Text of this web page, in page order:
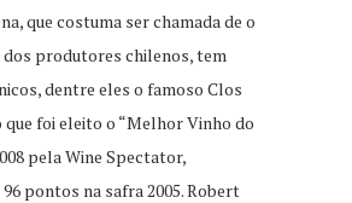
que costuma ser chamada de o
dos produtores chilenos, tem
dentre eles o famoso Clos
foi eleito o “Melhor Vinho do
pela Wine Spectator,
pontos na safra 2005. Robert